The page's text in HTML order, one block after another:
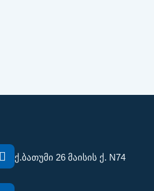
ქ.ბათუმი 26 მაისის ქ. N74